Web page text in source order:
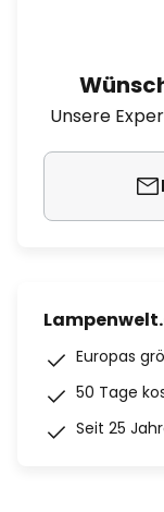
Unsere
Europas
50 Tage
Seit 25